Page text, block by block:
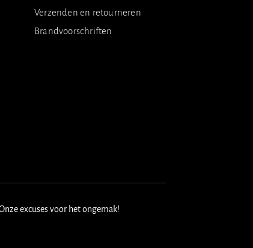
Verzenden en retourneren
Brandvoorschriften
excuses voor het ongemak!